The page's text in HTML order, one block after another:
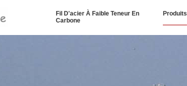
Fil D'acier À Faible Teneur En
Carbone
Produits